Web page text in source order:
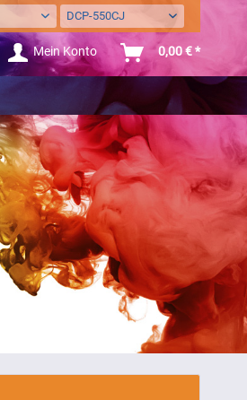
DCP-550CJ
Mein Konto 0,00 € *